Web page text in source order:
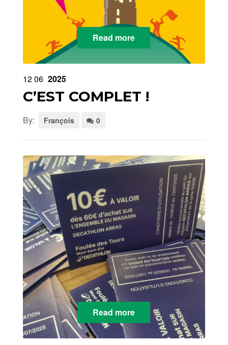
Read more
1206 2025
C’EST COMPLET !
By: François 0
Read more